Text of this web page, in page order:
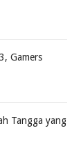
Gamers
Tangga yang